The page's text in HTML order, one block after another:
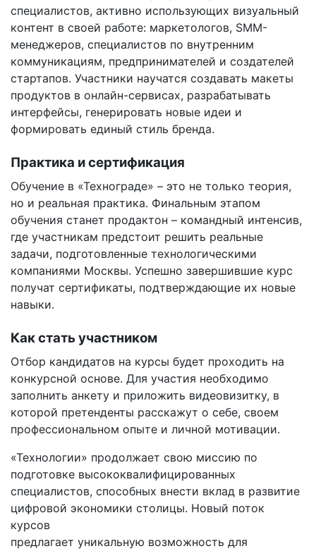
специалистов, активно использующих визуальный
контент в своей работе: маркетологов, SMM-
менеджеров, специалистов по внутренним
коммуникациям, предпринимателей и создателей
стартапов. Участники научатся создавать макеты
продуктов в онлайн-сервисах, разрабатывать
интерфейсы, генерировать новые идеи и
формировать единый стиль бренда.
Практика и сертификация
Обучение в «Технограде» – это не только теория,
но и реальная практика. Финальным этапом
обучения станет продактон – командный интенсив,
где участникам предстоит решить реальные
задачи, подготовленные технологическими
компаниями Москвы. Успешно завершившие курс
получат сертификаты, подтверждающие их новые
навыки.
Как стать участником
Отбор кандидатов на курсы будет проходить на
конкурсной основе. Для участия необходимо
заполнить анкету и приложить видеовизитку, в
которой претенденты расскажут о себе, своем
профессиональном опыте и личной мотивации.
«Технологии» продолжает свою миссию по
подготовке высококвалифицированных
специалистов, способных внести вклад в развитие
цифровой экономики столицы. Новый поток
курсов
предлагает уникальную возможность для